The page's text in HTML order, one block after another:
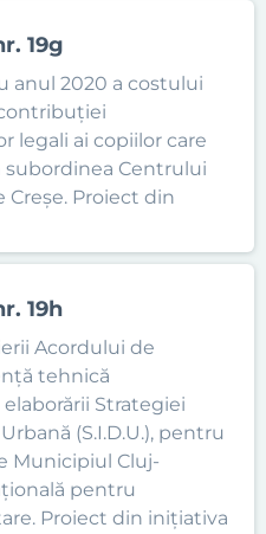
19g
anul 2020 a costului
legali ai copiilor care
subordinea Centrului
Proiect din
19h
Acordului de
tehnică
Strategiei
(S.I.D.U.), pentru
Municipiul Cluj-
pentru
Proiect din inițiativa